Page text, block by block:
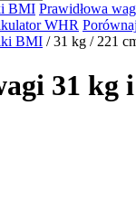
BMI Prawidłowa
WHR
BMI / 31 kg / 221
31 kg